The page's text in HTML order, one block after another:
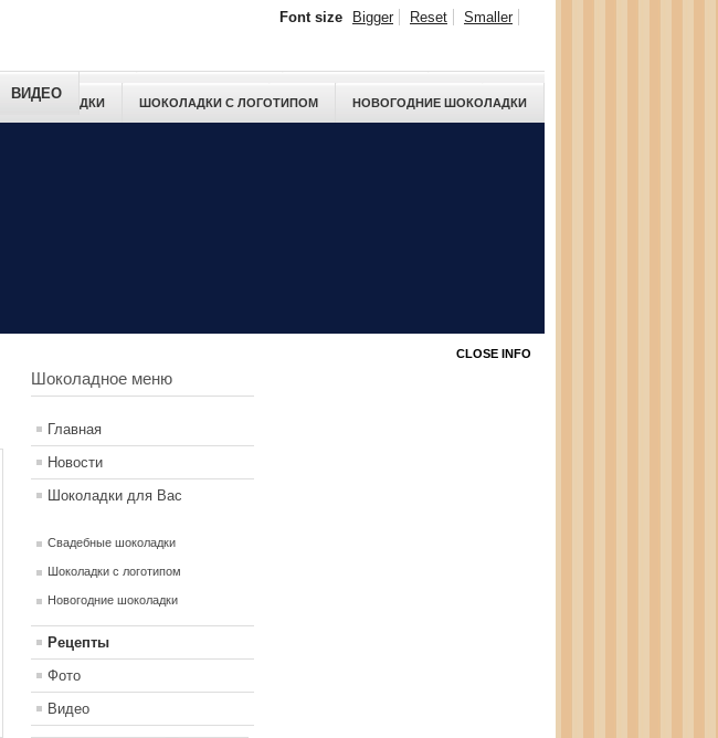
ШОКОЛАДКИ ШОКОЛАДКИ С ЛОГОТИПОМ НОВОГОДНИЕ ШОКОЛАДКИ
ВИДЕО
Font size Bigger Reset Smaller
CLOSE INFO
Шоколадное меню
Главная
Новости
Шоколадки для Вас
Свадебные шоколадки
Шоколадки с логотипом
Новогодние шоколадки
Рецепты
Фото
Видео